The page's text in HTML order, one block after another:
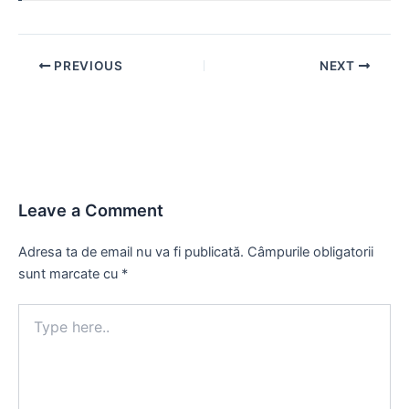
Post PREVIOUS NEXT
Leave a Comment
Adresa ta de email nu va fi publicată. Câmpurile obligatorii
sunt marcate cu *
here..